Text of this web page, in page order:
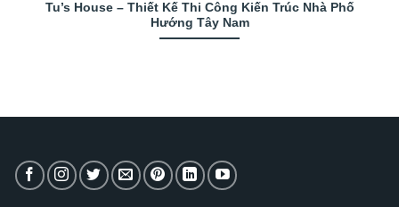
Tu’s House – Thiết Kế Thi Công Kiến Trúc Nhà Phố
Hướng Tây Nam